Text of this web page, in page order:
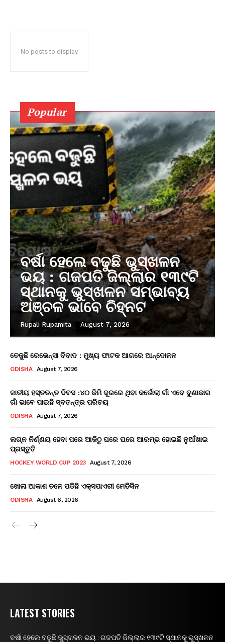
No posts to display
Popular
ବର୍ଷା ହେଲେ ବଢୁଛି ଭୁସ୍ଖଳନ
ଭୟ : ଗଜପତି ଜିଲ୍ଲାର ୧୩୯ଟି
ସ୍ଥାନକୁ ଭୁସ୍ଖଳନ ସମ୍ଭାବ୍ୟ
ଅଞ୍ଚଳ ଭାବେ ଚିହ୍ନଟ
Rupali Rupamita - August 7, 2026
ତେଜୁଛି ରେଭେନ୍ସା ବିବାଦ : ମୁଖ୍ୟ ଫାଟକ ଆଗରେ ଆନ୍ଦୋଳନ
ODISHA August 7, 2026
ଜାତୀୟ ହସ୍ତତନ୍ତ ଦିବସ :୪୦ କିମି ଦୂରରେ ଥିବା କର୍ଡୋଲା ଗାଁ ଏବେ ବୁଣାକାର
ଗାଁ ଭାବେ ପାଇଛି ସ୍ବତନ୍ତ୍ର ପରିଚୟ
ODISHA August 7, 2026
ଲଗ୍ନ ନିର୍ଣ୍ଣୟ ହେବା ପରେ ଆଜିଠୁ ଘରେ ଘରେ ଆରମ୍ଭ ହୋଇଛି ନୁଆଁଖାଇ
ପ୍ରସ୍ତୁତି
HOCKEY WORLD CUP 2023 August 7, 2026
ଖୋଲା ଆକାଶ ତଳେ ପଡିଛି ଏକ୍ସପାଏରୀ ମେଡିସିନ
ODISHA August 6, 2026
LATEST STORIES
ବର୍ଷା ହେଲେ ବଢୁଛି ଭୁସ୍ଖଳନ ଭୟ : ଗଜପତି ଜିଲ୍ଲାର ୧୩୯ଟି ସ୍ଥାନକୁ ଭୁସ୍ଖଳନ